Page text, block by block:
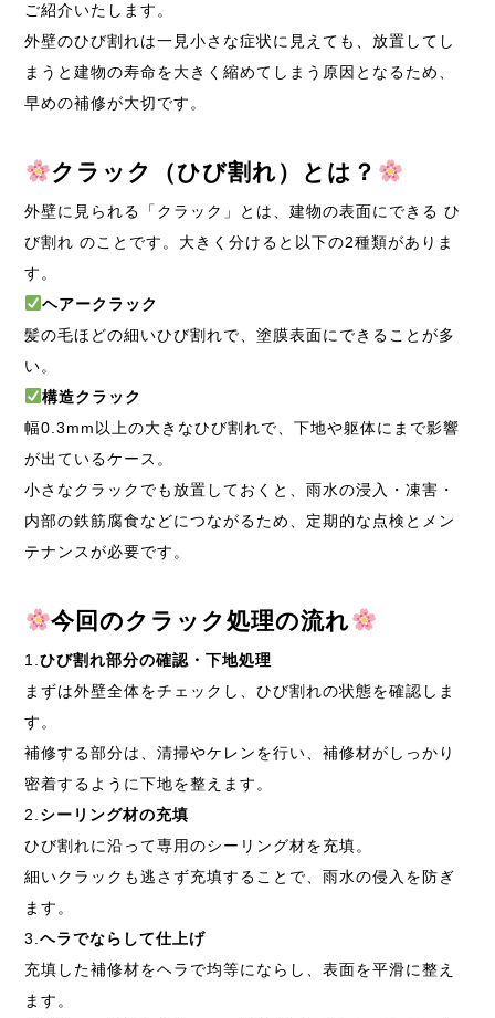
ご紹介いたします。
外壁のひび割れは一見小さな症状に見えても、放置してし
まうと建物の寿命を大きく縮めてしまう原因となるため、
早めの補修が大切です。
クラック（ひび割れ）とは？
外壁に見られる「クラック」とは、建物の表面にできる ひ
び割れ のことです。大きく分けると以下の2種類がありま
す。
ヘアークラック
髪の毛ほどの細いひび割れで、塗膜表面にできることが多
い。
構造クラック
幅0.3mm以上の大きなひび割れで、下地や躯体にまで影響
が出ているケース。
小さなクラックでも放置しておくと、雨水の浸入・凍害・
内部の鉄筋腐食などにつながるため、定期的な点検とメン
テナンスが必要です。
今回のクラック処理の流れ
1.ひび割れ部分の確認・下地処理
まずは外壁全体をチェックし、ひび割れの状態を確認しま
す。
補修する部分は、清掃やケレンを行い、補修材がしっかり
密着するように下地を整えます。
2. シーリング材の充填
ひび割れに沿って専用のシーリング材を充填。
細いクラックも逃さず充填することで、雨水の侵入を防ぎ
ます。
3.ヘラでならして仕上げ
充填した補修材をヘラで均等にならし、表面を平滑に整え
ます。